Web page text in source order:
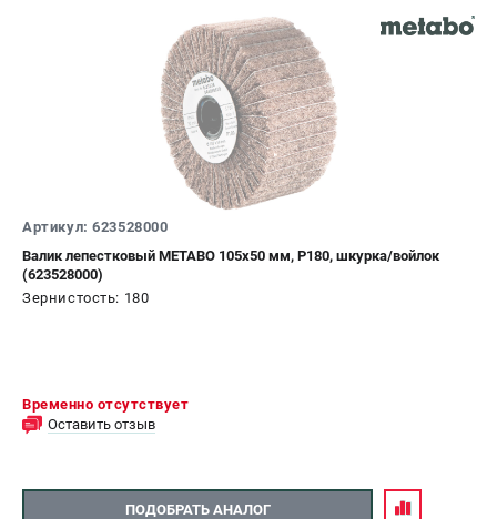
Артикул: 623528000
Валик лепестковый METABO 105х50 мм, P180, шкурка/войлок
(623528000)
Зернистость: 180
Временно отсутствует
Оставить отзыв
ПОДОБРАТЬ АНАЛОГ